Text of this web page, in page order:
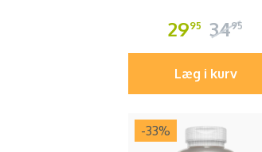
2995 3495
Læg i kurv
-33%